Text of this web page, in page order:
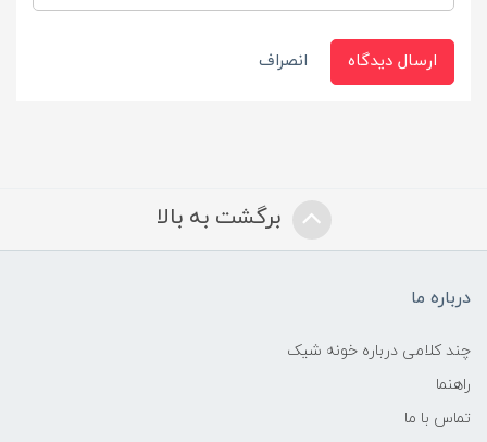
ارسال دیدگاه انصراف
برگشت به بالا
درباره ما
چند کلامی درباره خونه شیک
راهنما
تماس با ما